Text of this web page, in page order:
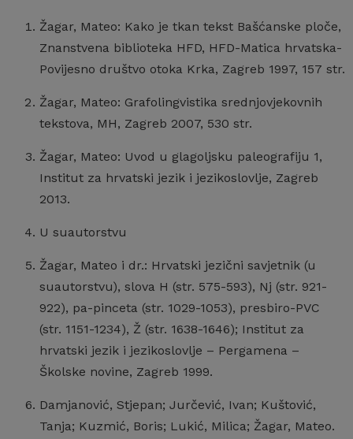
Žagar, Mateo: Kako je tkan tekst Bašćanske ploče,
Znanstvena biblioteka HFD, HFD-Matica hrvatska-
Povijesno društvo otoka Krka, Zagreb 1997, 157 str.
Žagar, Mateo: Grafolingvistika srednjovjekovnih
tekstova, MH, Zagreb 2007, 530 str.
Žagar, Mateo: Uvod u glagoljsku paleografiju 1,
Institut za hrvatski jezik i jezikoslovlje, Zagreb
2013.
U suautorstvu
Žagar, Mateo i dr.: Hrvatski jezični savjetnik (u
suautorstvu), slova H (str. 575-593), Nj (str. 921-
922), pa-pinceta (str. 1029-1053), presbiro-PVC
(str. 1151-1234), Ž (str. 1638-1646); Institut za
hrvatski jezik i jezikoslovlje – Pergamena –
Školske novine, Zagreb 1999.
Damjanović, Stjepan; Jurčević, Ivan; Kuštović,
Tanja; Kuzmić, Boris; Lukić, Milica; Žagar, Mateo.